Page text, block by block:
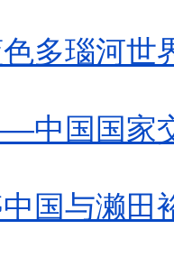
多瑙河世
中国国家
国与濑田